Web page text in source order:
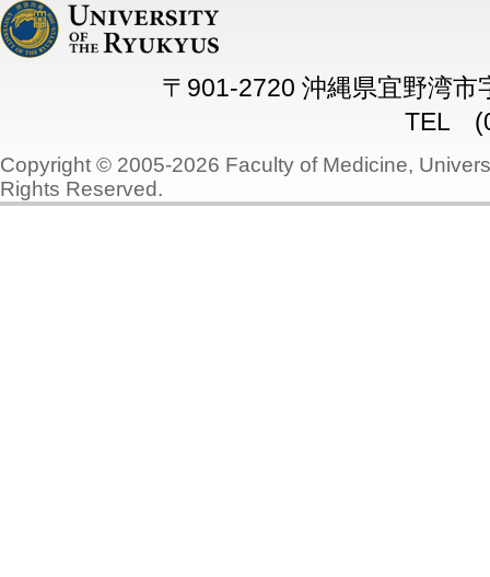
〒901-2720 沖縄県宜野湾市
TEL
Copyright © 2005-2026 Faculty of Medicine,
Rights Reserved.